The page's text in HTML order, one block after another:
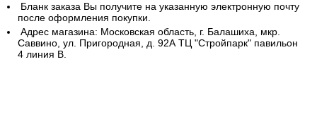
Бланк заказа Вы получите на указанную электронную почту
после оформления покупки.
Адрес магазина: Московская область, г. Балашиха, мкр.
Саввино, ул. Пригородная, д. 92А ТЦ "Стройпарк" павильон
4 линия В.